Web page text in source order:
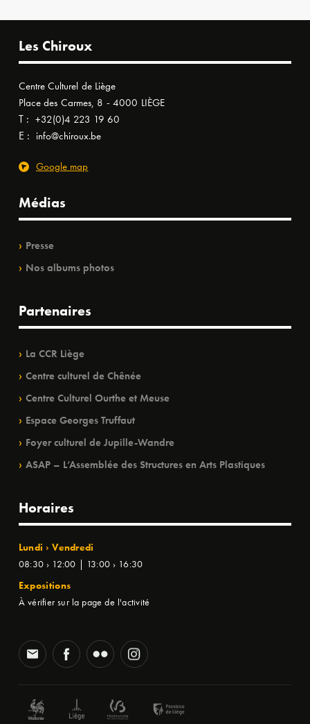
Les Chiroux
Centre Culturel de Liège
Place des Carmes, 8 - 4000 LIÈGE
T : +32(0)4 223 19 60
E : info@chiroux.be
Google map
Médias
Presse
Nos albums photos
Partenaires
La CCR Liège
Centre culturel de Chênée
Centre Culturel Ourthe et Meuse
Espace Georges Truffaut
Foyer culturel de Jupille-Wandre
ASAP – L’Assemblée des Structures en Arts Plastiques
Horaires
Lundi › Vendredi
08:30 › 12:00 | 13:00 › 16:30
Expositions
À vérifier sur la page de l'activité